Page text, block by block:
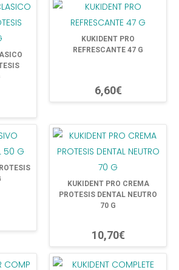
KUKIDENT PRO
REFRESCANTE 47 G
6,60€
KUKIDENT PRO CREMA
PROTESIS DENTAL NEUTRO
70 G
10,70€